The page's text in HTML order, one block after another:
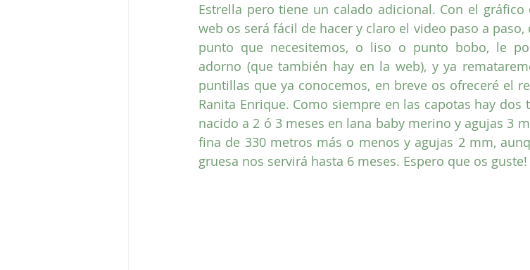
Estrella pero tiene un calado adicional. Con el
web os será fácil de hacer y claro el video paso a
punto que necesitemos, o liso o punto bobo, le
adorno (que también hay en la web), y ya
puntillas que ya conocemos, en breve os ofreceré el
Ranita Enrique. Como siempre en las capotas hay dos
nacido a 2 ó 3 meses en lana baby merino y agujas 3
fina de 330 metros más o menos y agujas 2 mm,
gruesa nos servirá hasta 6 meses. Espero que os guste!